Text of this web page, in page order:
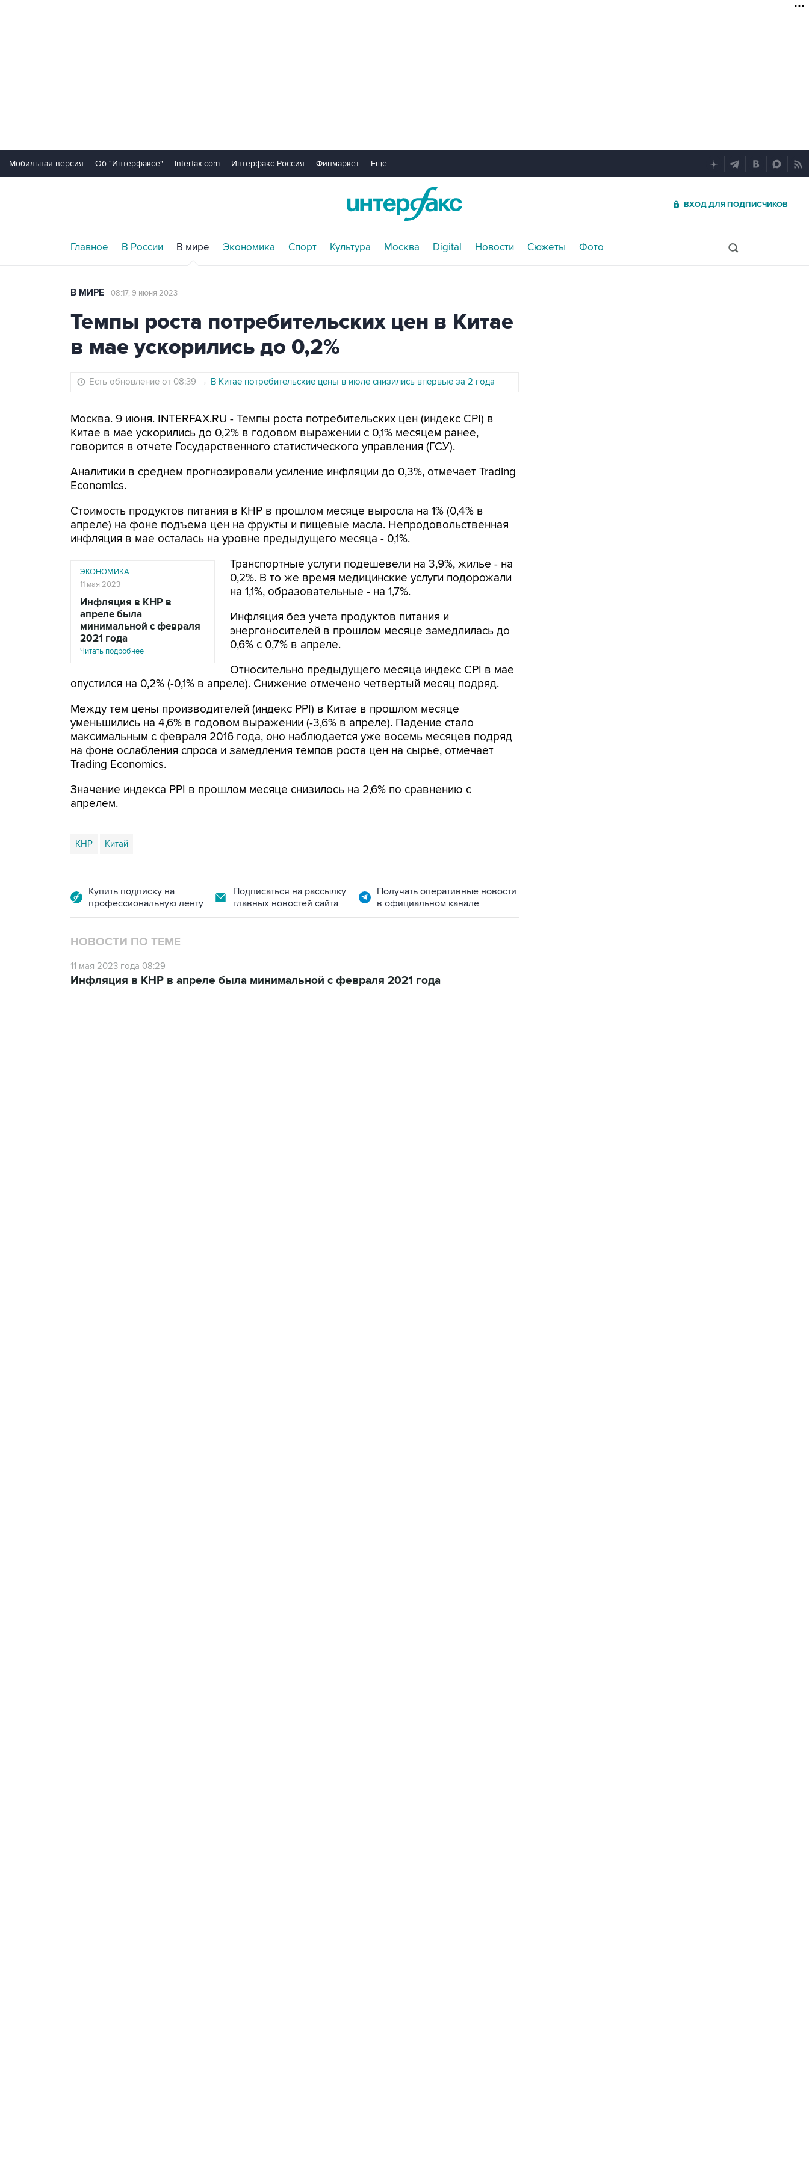
Мобильная версия Об "Интерфаксе" Interfax.com Интерфакс-Россия Финмаркет Еще...
ВХОД ДЛЯ ПОДПИСЧИКОВ
Главное В России В мире Экономика Спорт Культура Москва Digital Новости Сюжеты Фото
В МИРЕ 08:17, 9 июня 2023
Темпы роста потребительских цен в Китае
в мае ускорились до 0,2%
Есть обновление от 08:39 → В Китае потребительские цены в июле снизились впервые за 2 года
Москва. 9 июня. INTERFAX.RU - Темпы роста потребительских цен (индекс CPI) в
Китае в мае ускорились до 0,2% в годовом выражении с 0,1% месяцем ранее,
говорится в отчете Государственного статистического управления (ГСУ).
Аналитики в среднем прогнозировали усиление инфляции до 0,3%, отмечает Trading
Economics.
Стоимость продуктов питания в КНР в прошлом месяце выросла на 1% (0,4% в
апреле) на фоне подъема цен на фрукты и пищевые масла. Непродовольственная
инфляция в мае осталась на уровне предыдущего месяца - 0,1%.
ЭКОНОМИКА
11 мая 2023
Инфляция в КНР в
апреле была
минимальной с февраля
2021 года
Читать подробнее
Транспортные услуги подешевели на 3,9%, жилье - на
0,2%. В то же время медицинские услуги подорожали
на 1,1%, образовательные - на 1,7%.
Инфляция без учета продуктов питания и
энергоносителей в прошлом месяце замедлилась до
0,6% с 0,7% в апреле.
Относительно предыдущего месяца индекс CPI в мае
опустился на 0,2% (-0,1% в апреле). Снижение отмечено четвертый месяц подряд.
Между тем цены производителей (индекс PPI) в Китае в прошлом месяце
уменьшились на 4,6% в годовом выражении (-3,6% в апреле). Падение стало
максимальным с февраля 2016 года, оно наблюдается уже восемь месяцев подряд
на фоне ослабления спроса и замедления темпов роста цен на сырье, отмечает
Trading Economics.
Значение индекса PPI в прошлом месяце снизилось на 2,6% по сравнению с
апрелем.
КНР Китай
Купить подписку на
профессиональную ленту
Подписаться на рассылку
главных новостей сайта
Получать оперативные новости
в официальном канале
НОВОСТИ ПО ТЕМЕ
11 мая 2023 года 08:29
Инфляция в КНР в апреле была минимальной с февраля 2021 года